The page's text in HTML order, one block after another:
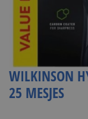
WILKINSON
25 MESJES